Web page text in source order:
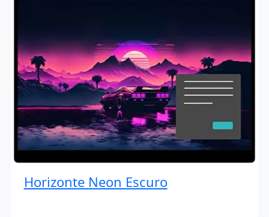
Horizonte Neon Escuro